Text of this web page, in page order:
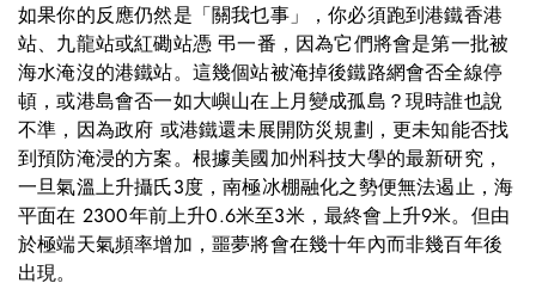
如果你的反應仍然是「關我乜事」，你必須跑到港鐵香港
站、九龍站或紅磡站憑 弔一番，因為它們將會是第一批被
海水淹沒的港鐵站。這幾個站被淹掉後鐵路網會否全線停
頓，或港島會否一如大嶼山在上月變成孤島？現時誰也說
不準，因為政府 或港鐵還未展開防災規劃，更未知能否找
到預防淹浸的方案。根據美國加州科技大學的最新研究，
一旦氣溫上升攝氏3度，南極冰棚融化之勢便無法遏止，海
平面在 2300年前上升0.6米至3米，最終會上升9米。但由
於極端天氣頻率增加，噩夢將會在幾十年內而非幾百年後
出現。